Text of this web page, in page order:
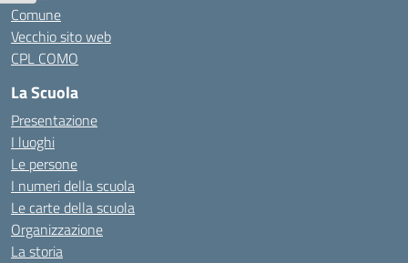
Comune
Vecchio sito web
CPL COMO
La Scuola
Presentazione
I luoghi
Le persone
I numeri della scuola
Le carte della scuola
Organizzazione
La storia